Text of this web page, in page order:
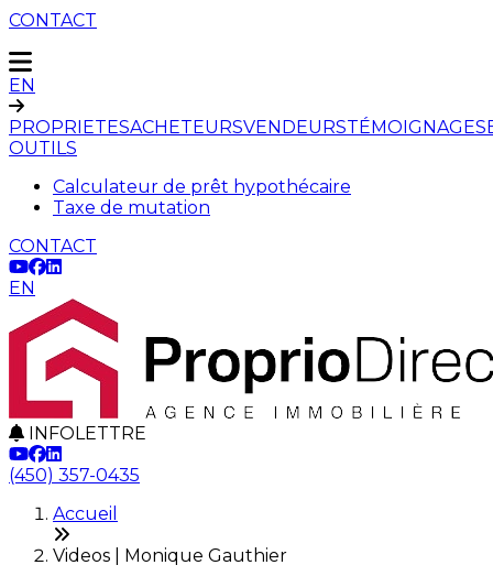
CONTACT
EN
PROPRIETESACHETEURSVENDEURSTÉMOIGNAGES
OUTILS
Calculateur de prêt hypothécaire
Taxe de mutation
CONTACT
EN
INFOLETTRE
(450) 357-0435
Accueil
Videos | Monique Gauthier